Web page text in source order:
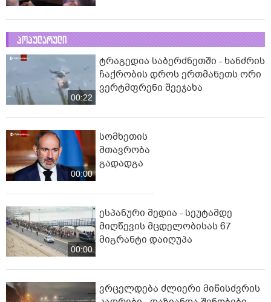
პოპულარული
00:22
ტრაგედია საბერძნეთში - ხანძრის
ჩაქრობის დროს ერთმანეთს ორი
ვერტმფრენი შეეჯახა
00:00
სომხეთის
მთავრობა
გადადგა
00:00
ესპანური მედია - სეუტამდე
მიღწევის მცდელობისას 67
მიგრანტი დაიღუპა
ვრცელდება ძლიერი მიწისძვრის